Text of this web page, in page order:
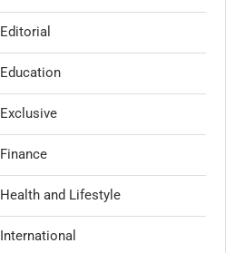
Editorial
Education
Exclusive
Finance
Health and Lifestyle
International